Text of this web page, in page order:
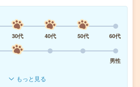
30代 40代 50代
60代
男性
もっと見る